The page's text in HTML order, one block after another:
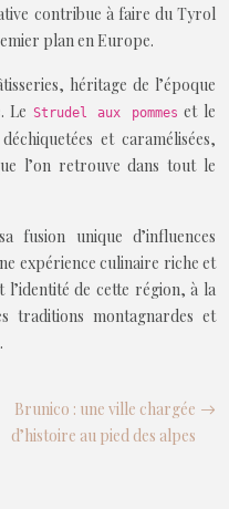
contribue à faire du Tyrol
plan en Europe.
héritage de l’époque
Le Strudel aux pommes et le
et caramélisées,
l’on retrouve dans tout le
fusion unique d’influences
expérience culinaire riche et
de cette région, à la
traditions montagnardes et
Brunico : une ville chargée
d’histoire au pied des alpes